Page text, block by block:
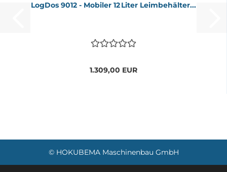
Log­Dos 9012 - Mo­bi­ler 12 Liter Leim­be­häl­ter...
1.309,00 EUR
© HOKUBEMA Maschinenbau GmbH